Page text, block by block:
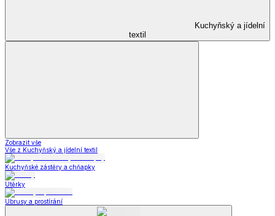
Kuchyňský a jídelní
textil
Zobrazit vše
Vše z Kuchyňský a jídelní textil
Kuchyňské zástěry a chňapky
Utěrky
Ubrusy a prostírání